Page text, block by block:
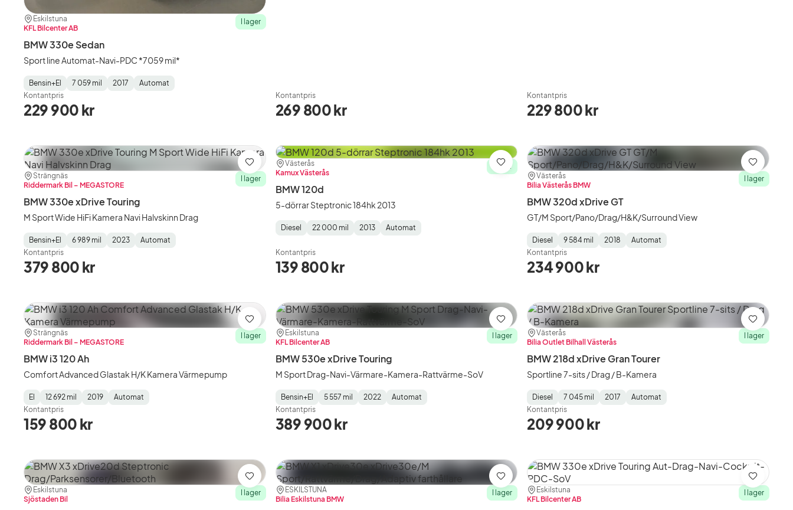
Plats:
Eskilstuna
Återförsäljare:
KFL Bilcenter AB
I lager
BMW 330e Sedan
Sport line Automat-Navi-PDC *7059 mil*
Fuel
Type:
Bensin+El
Mätarställning:
7 059 mil
Model
Year:
2017
Gearbox
Type:
Automat
Kontantpris
229 900 kr
Kontantpris
269 800 kr
Kontantpris
229 800 kr
Plats:
Strängnäs
Återförsäljare:
Riddermark Bil – MEGASTORE
I lager
BMW 330e xDrive Touring
M Sport Wide HiFi Kamera Navi Halvskinn Drag
Fuel
Type:
Bensin+El
Mätarställning:
6 989 mil
Model
Year:
2023
Gearbox
Type:
Automat
Kontantpris
379 800 kr
Spara Plats:
Västerås
Återförsäljare:
Kamux Västerås
I lager
BMW 120d
5-dörrar Steptronic 184hk 2013
Fuel
Diesel
Mätarställning:
22 000 mil
Model
2013
Gearbox
Automat
Kontantpris
139 800 kr
Spara
Plats:
Västerås
Återförsäljare:
Bilia Västerås BMW
I lager
BMW 320d xDrive GT
GT/M Sport/Pano/Drag/H&K/Surround View
Fuel
Type:
Diesel
Mätarställning:
9 584 mil
Model
Year:
2018
Gearbox
Type:
Automat
Kontantpris
234 900 kr
Spara
Plats:
Strängnäs
Återförsäljare:
Riddermark Bil – MEGASTORE
I lager
BMW i3 120 Ah
Comfort Advanced Glastak H/K Kamera Värmepump
Fuel
Type:
El
Mätarställning :
12 692 mil
Model
Year:
2019
Gearbox
Type:
Automat
Kontantpris
159 800 kr
Spara
Plats:
Eskilstuna
Återförsäljare:
KFL Bilcenter AB
I lager
BMW 530e xDrive Touring
M Sport Drag-Navi-Värmare-Kamera-Rattvärme-SoV
Fuel
Type:
Bensin+El
Mätarställning:
5 557 mil
Model
Year:
2022
Gearbox
Type:
Automat
Kontantpris
389 900 kr
Spara
Plats:
Västerås
Återförsäljare:
Bilia Outlet Bilhall Västerås
I lager
BMW 218d xDrive Gran Tourer
Sportline 7-sits / Drag / B-Kamera
Fuel
Type:
Diesel
Mätarställning:
7 045 mil
Model
Year:
2017
Gearbox
Type:
Automat
Kontantpris
209 900 kr
Spara
Plats:
Eskilstuna
Återförsäljare:
Sjöstaden Bil
I lager
Spara
Plats:
ESKILSTUNA
Återförsäljare:
Bilia Eskilstuna BMW
I lager
Spara
Plats:
Eskilstuna
Återförsäljare:
KFL Bilcenter AB
I lager
Spara